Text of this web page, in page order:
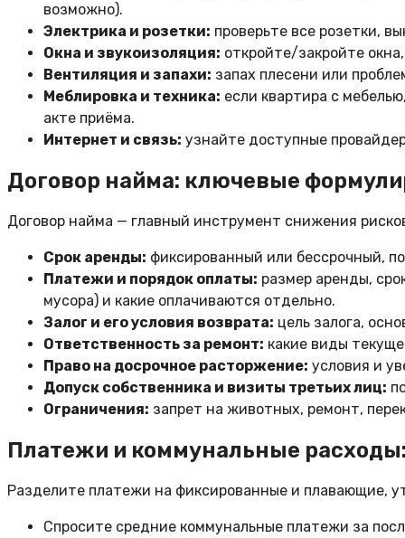
возможно).
Электрика и розетки: проверьте все розетки,
Окна и звукоизоляция: откройте/закройте
Вентиляция и запахи: запах плесени или
Меблировка и техника: если квартира с
акте приёма.
Интернет и связь: узнайте доступные
Договор найма: ключевые
Договор найма — главный инструмент снижения
Срок аренды: фиксированный или бессрочный,
Платежи и порядок оплаты: размер аренды,
мусора) и какие оплачиваются отдельно.
Залог и его условия возврата: цель залога,
Ответственность за ремонт: какие виды
Право на досрочное расторжение: условия и
Допуск собственника и визиты третьих лиц:
Ограничения: запрет на животных, ремонт,
Платежи и коммунальные
Разделите платежи на фиксированные и плавающие,
Спросите средние коммунальные платежи за